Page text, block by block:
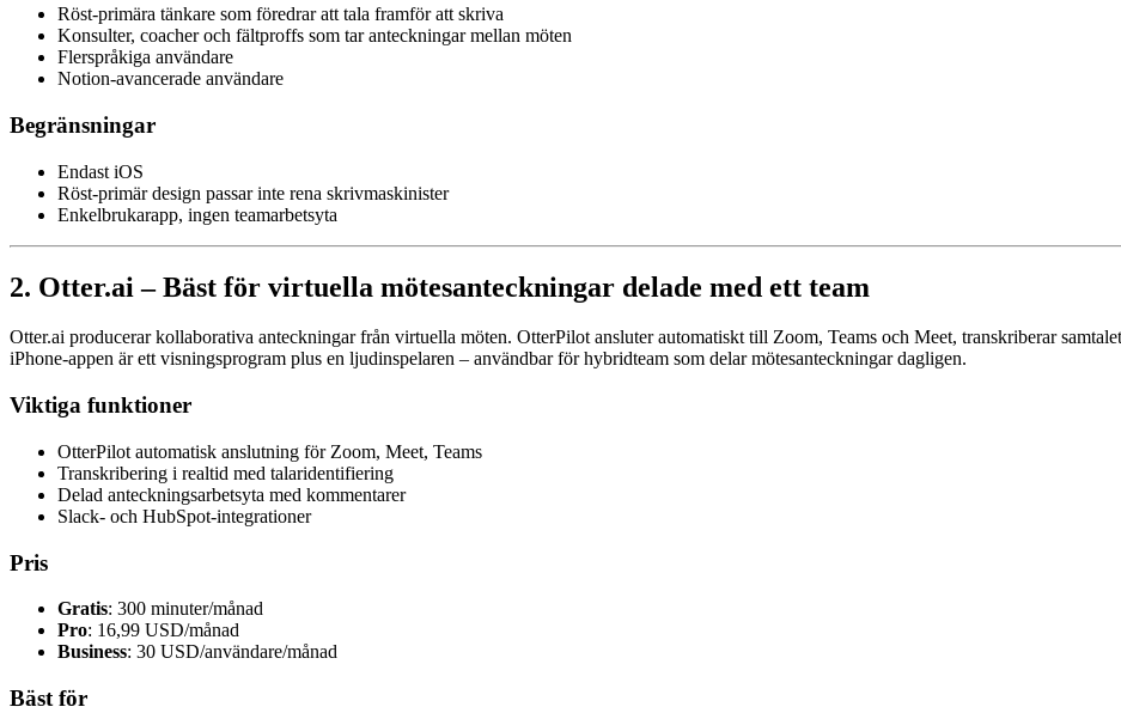
Röst-primära tänkare som föredrar att tala framför att skriva
Konsulter, coacher och fältproffs som tar anteckningar mellan möten
Flerspråkiga användare
Notion-avancerade användare
Begränsningar
Endast iOS
Röst-primär design passar inte rena skrivmaskinister
Enkelbrukarapp, ingen teamarbetsyta
2. Otter.ai – Bäst för virtuella mötesanteckningar delade med ett team
Otter.ai producerar kollaborativa anteckningar från virtuella möten. OtterPilot ansluter automatiskt till Zoom, Teams och Meet, transkriberar
iPhone-appen är ett visningsprogram plus en ljudinspelaren – användbar för hybridteam som delar mötesanteckningar dagligen.
Viktiga funktioner
OtterPilot automatisk anslutning för Zoom, Meet, Teams
Transkribering i realtid med talaridentifiering
Delad anteckningsarbetsyta med kommentarer
Slack- och HubSpot-integrationer
Pris
Gratis: 300 minuter/månad
Pro: 16,99 USD/månad
Business: 30 USD/användare/månad
Bäst för